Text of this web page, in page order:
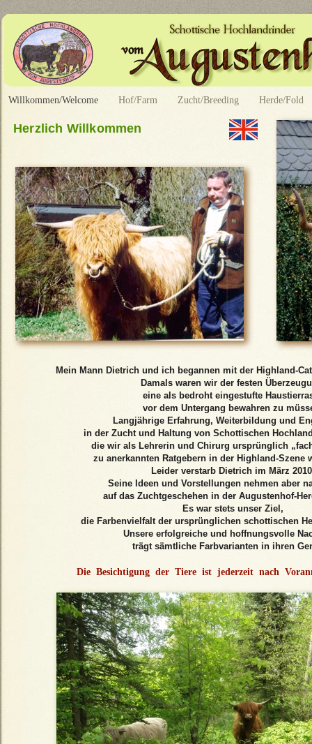
Willkommen/Welcome Hof/Farm Zucht/Breeding Herde/Fold
Herzlich Willkommen
Mein Mann Dietrich und ich begannen mit der Highland-
Damals waren wir der festen
eine als bedroht eingestufte
vor dem Untergang bewahren zu
Langjährige Erfahrung, Weiterbildung und
in der Zucht und Haltung von Schottischen
die wir als Lehrerin und Chirurg ursprünglich
zu anerkannten Ratgebern in der Highland-Szene
Leider verstarb Dietrich im März
Seine Ideen und Vorstellungen nehmen aber
auf das Zuchtgeschehen in der Augustenhof-
Es war stets unser Ziel,
die Farbenvielfalt der ursprünglichen schottischen
Unsere erfolgreiche und hoffnungsvolle
trägt sämtliche Farbvarianten in ihren
Die Besichtigung der Tiere ist jederzeit nach